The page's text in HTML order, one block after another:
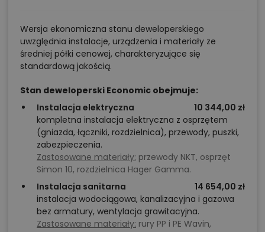
Wersja ekonomiczna stanu deweloperskiego
uwzględnia instalacje, urządzenia i materiały ze
średniej półki cenowej, charakteryzujące się
standardową jakością.
Stan deweloperski Economic obejmuje:
Instalacja elektryczna
10 344,00 zł
kompletna instalacja elektryczna z osprzętem
(gniazda, łączniki, rozdzielnica), przewody, puszki,
zabezpieczenia.
Zastosowane materiały: przewody NKT, osprzęt
Simon 10, rozdzielnica Hager Gamma.
Instalacja sanitarna
14 654,00 zł
instalacja wodociągowa, kanalizacyjna i gazowa
bez armatury, wentylacja grawitacyjna.
Zastosowane materiały: rury PP i PE Wavin,